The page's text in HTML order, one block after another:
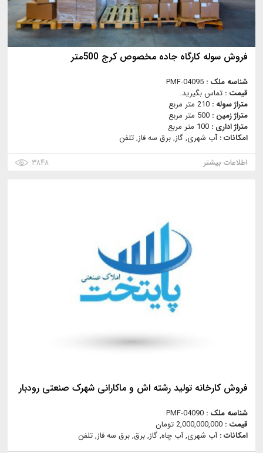
فروش سوله کارگاه جاده مخصوص کرج 500متر
شناسه ملک : PMF-04095
قیمت : تماس بگیرید.
متراژ سوله : 210 متر مربع
متراژ زمین : 500 متر مربع
متراژ اداری : 100 متر مربع
امکانات :آب شهری, گاز, برق سه فاز, تلفن
اطلاعات بیشتر
۳۸۴۸
فروش کارخانه تولید رشته اش و ماکارانی شهرک صنعتی رودبار
شناسه ملک : PMF-04090
قیمت : 2,000,000,000 تومان
امکانات :آب شهری, آب چاه, گاز, برق, برق سه فاز, تلفن